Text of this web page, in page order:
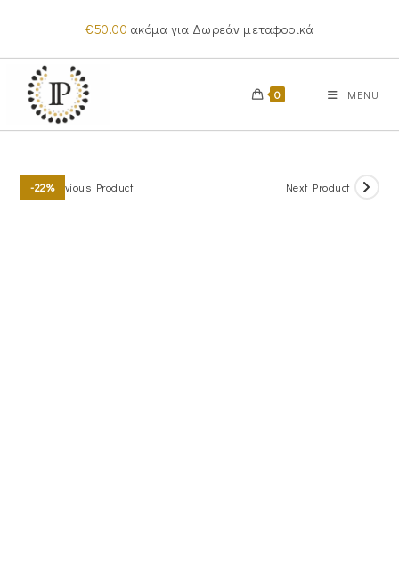
content
€50.00 ακόμα για Δωρεάν μεταφορικά
0 MENU
-22%Previous Product Next Product